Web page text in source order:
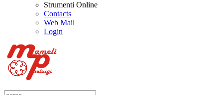
Strumenti Online
Contacts
Web Mail
Login